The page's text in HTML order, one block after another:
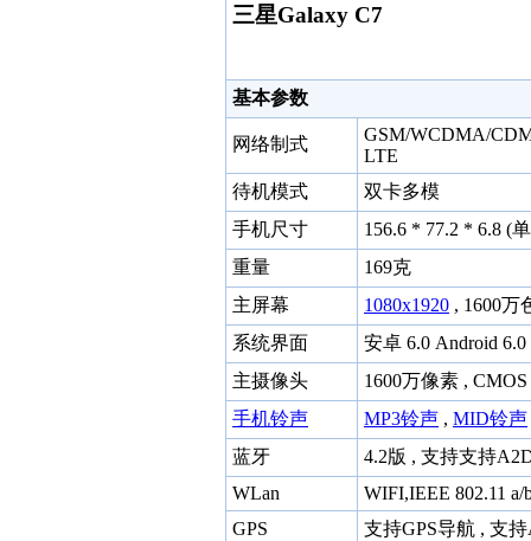
三星Galaxy C7
基本参数
网络制式
GSM/WCDMA/
LTE
待机模式
双卡多模
手机尺寸
156.6 * 77.2 * 6.8 (
重量
169克
主屏幕
1080x1920 , 1600万
系统界面
安卓 6.0 Android 6.0
主摄像头
1600万像素 ,
手机铃声
MP3铃声 , MID铃声
蓝牙
4.2版 , 支持支持
WLan
WIFI,IEEE 802.11 a/
GPS
支持GPS导航 , 支